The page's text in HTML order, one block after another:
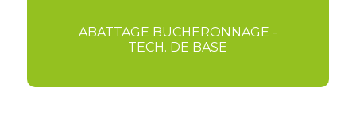
ABATTAGE BUCHERONNAGE -
TECH. DE BASE